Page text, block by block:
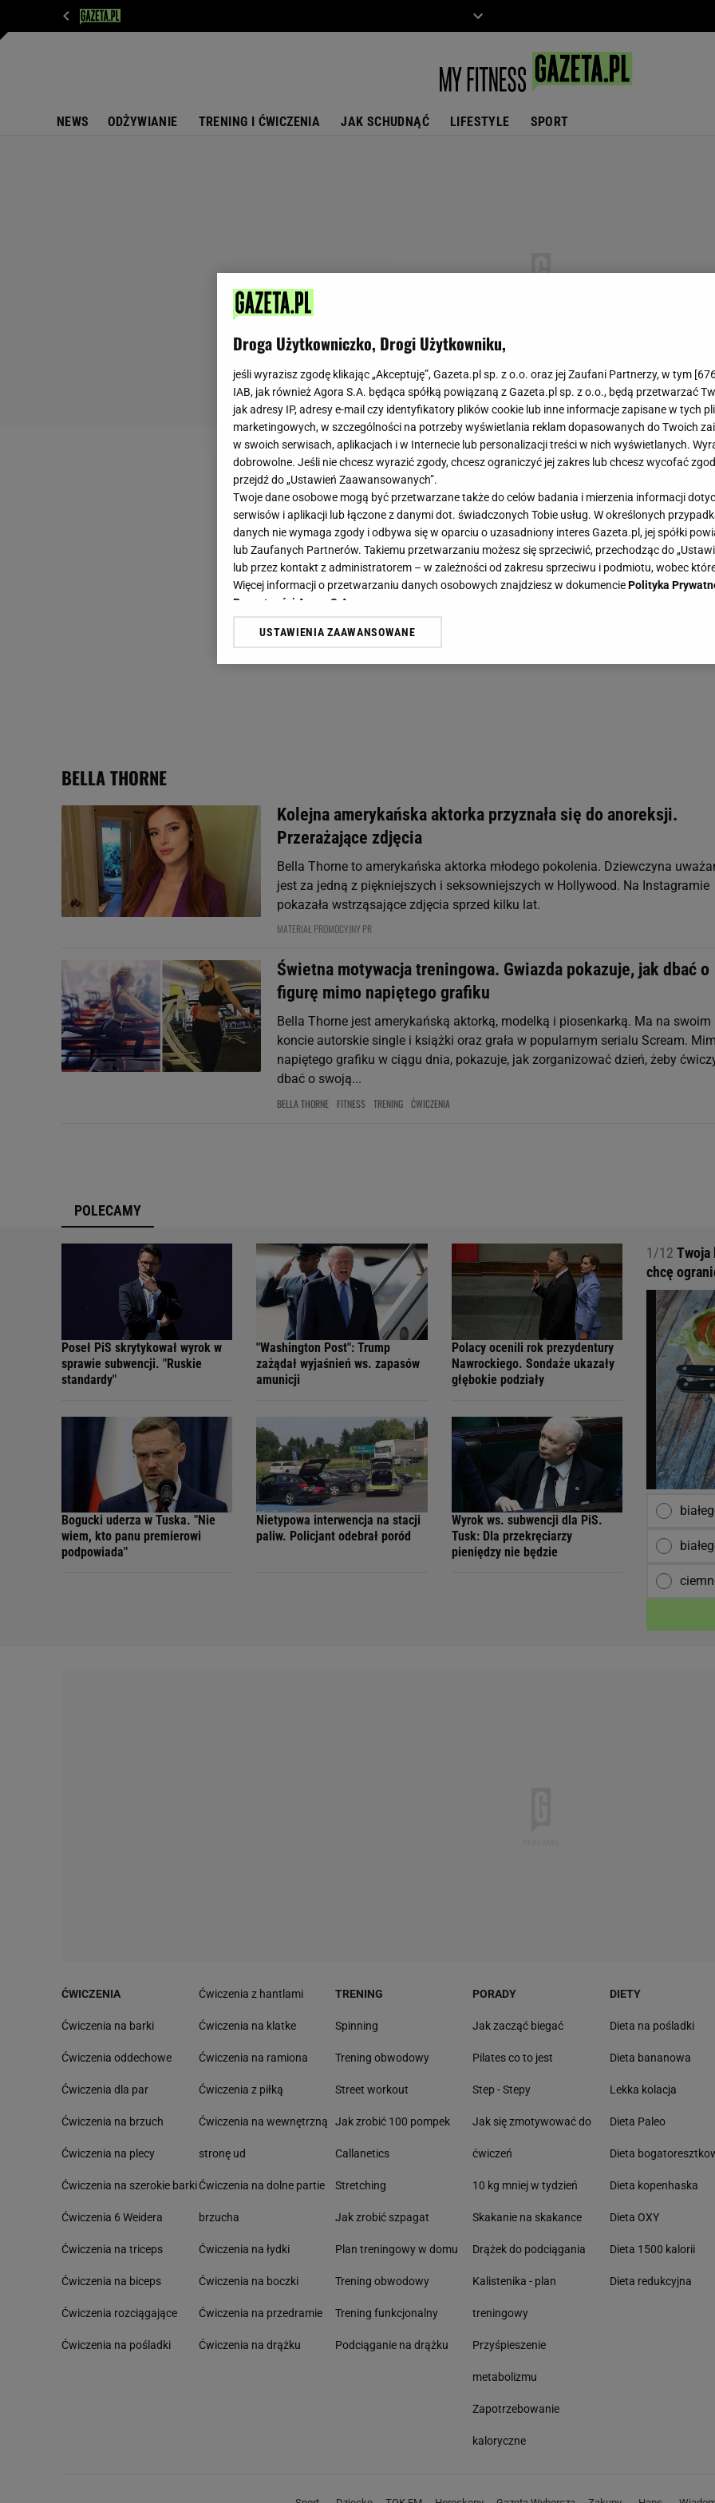
NEWS ODŻYWIANIE TRENING I ĆWICZENIA JAK SCHUDNĄĆ LIFESTYLE SPORT
BELLA THORNE
Kolejna amerykańska aktorka przyznała się do anoreksji.
Przerażające zdjęcia
Bella Thorne to amerykańska aktorka młodego pokolenia. Dziewczyna
jest za jedną z piękniejszych i seksowniejszych w Hollywood. Na Instagramie
pokazała wstrząsające zdjęcia sprzed kilku lat.
MATERIAŁ PROMOCYJNY PR
Świetna motywacja treningowa. Gwiazda pokazuje, jak dbać o
figurę mimo napiętego grafiku
Bella Thorne jest amerykańską aktorką, modelką i piosenkarką. Ma na swoim
koncie autorskie single i książki oraz grała w popularnym serialu Scream.
napiętego grafiku w ciągu dnia, pokazuje, jak zorganizować dzień, żeby
dbać o swoją...
BELLA THORNE FITNESS TRENING ĆWICZENIA
POLECAMY
Poseł PiS skrytykował wyrok w
sprawie subwencji. "Ruskie
standardy"
"Washington Post": Trump
zażądał wyjaśnień ws. zapasów
amunicji
Polacy ocenili rok prezydentury
Nawrockiego. Sondaże ukazały
głębokie podziały
Bogucki uderza w Tuska. "Nie
wiem, kto panu premierowi
podpowiada"
Nietypowa interwencja na stacji
paliw. Policjant odebrał poród
Wyrok ws. subwencji dla PiS.
Tusk: Dla przekręciarzy
pieniędzy nie będzie
1/12 Twoja
chcę
ĆWICZENIA
Ćwiczenia na barki
Ćwiczenia oddechowe
Ćwiczenia dla par
Ćwiczenia na brzuch
Ćwiczenia na plecy
Ćwiczenia na szerokie barki
Ćwiczenia 6 Weidera
Ćwiczenia na triceps
Ćwiczenia na biceps
Ćwiczenia rozciągające
Ćwiczenia na pośladki
Ćwiczenia z hantlami
Ćwiczenia na klatke
Ćwiczenia na ramiona
Ćwiczenia z piłką
Ćwiczenia na wewnętrzną
stronę ud
Ćwiczenia na dolne partie
brzucha
Ćwiczenia na łydki
Ćwiczenia na boczki
Ćwiczenia na przedramie
Ćwiczenia na drążku
TRENING
Spinning
Trening obwodowy
Street workout
Jak zrobić 100 pompek
Callanetics
Stretching
Jak zrobić szpagat
Plan treningowy w domu
Trening obwodowy
Trening funkcjonalny
Podciąganie na drążku
PORADY
Jak zacząć biegać
Pilates co to jest
Step - Stepy
Jak się zmotywować do
ćwiczeń
10 kg mniej w tydzień
Skakanie na skakance
Drążek do podciągania
Kalistenika - plan
treningowy
Przyśpieszenie
metabolizmu
Zapotrzebowanie
kaloryczne
DIETY
Dieta na pośladki
Dieta bananowa
Lekka kolacja
Dieta Paleo
Dieta
Dieta kopenhaska
Dieta OXY
Dieta 1500 kalorii
Dieta redukcyjna
Droga Użytkowniczko, Drogi Użytkowniku,
jeśli wyrazisz zgodę klikając „Akceptuję”, Gazeta.pl sp. z o.o. oraz jej Zaufani Partnerzy, w tym [
IAB, jak również Agora S.A. będąca spółką powiązaną z Gazeta.pl sp. z o.o., będą przetwarzać
jak adresy IP, adresy e-mail czy identyfikatory plików cookie lub inne informacje zapisane w tych
marketingowych, w szczególności na potrzeby wyświetlania reklam dopasowanych do Twoich
w swoich serwisach, aplikacjach i w Internecie lub personalizacji treści w nich wyświetlanych.
dobrowolne. Jeśli nie chcesz wyrazić zgody, chcesz ograniczyć jej zakres lub chcesz wycofać
przejdź do „Ustawień Zaawansowanych”.
Twoje dane osobowe mogą być przetwarzane także do celów badania i mierzenia informacji
serwisów i aplikacji lub łączone z danymi dot. świadczonych Tobie usług. W określonych
danych nie wymaga zgody i odbywa się w oparciu o uzasadniony interes Gazeta.pl, jej spółki
lub Zaufanych Partnerów. Takiemu przetwarzaniu możesz się sprzeciwić, przechodząc do
lub przez kontakt z administratorem – w zależności od zakresu sprzeciwu i podmiotu, wobec
Więcej informacji o przetwarzaniu danych osobowych znajdziesz w dokumenciePolityka
Prywatności Agora S.A.
Klikając „Akceptuję” wyrażasz też zgodę na zainstalowanie i przechowywanie plików cookie
USTAWIENIA ZAAWANSOWANE